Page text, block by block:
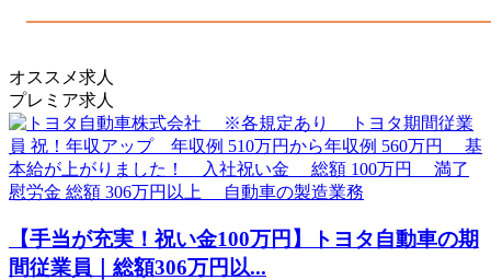
オススメ求人
プレミア求人
【手当が充実！祝い金100万円】トヨタ自動車の期
間従業員｜総額306万円以...